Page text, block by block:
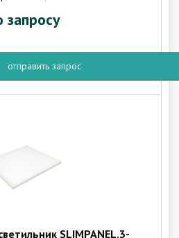
запросу
отправить запрос
SLIMPANEL.3-